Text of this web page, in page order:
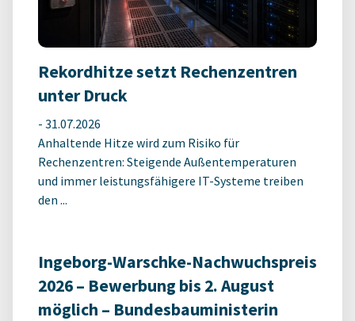
Rekordhitze setzt Rechenzentren
unter Druck
- 31.07.2026
Anhaltende Hitze wird zum Risiko für
Rechenzentren: Steigende Außentemperaturen
und immer leistungsfähigere IT-Systeme treiben
den ...
Ingeborg-Warschke-Nachwuchspreis
2026 – Bewerbung bis 2. August
möglich – Bundesbauministerin